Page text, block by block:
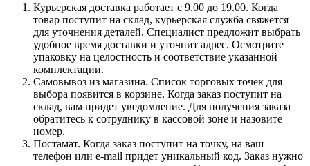
Курьерская доставка работает с 9.00 до 19.00. Когда
товар поступит на склад, курьерская служба свяжется
для уточнения деталей. Специалист предложит выбрать
удобное время доставки и уточнит адрес. Осмотрите
упаковку на целостность и соответствие указанной
комплектации.
Самовывоз из магазина. Список торговых точек для
выбора появится в корзине. Когда заказ поступит на
склад, вам придет уведомление. Для получения заказа
обратитесь к сотруднику в кассовой зоне и назовите
номер.
Постамат. Когда заказ поступит на точку, на ваш
телефон или e-mail придет уникальный код. Заказ нужно